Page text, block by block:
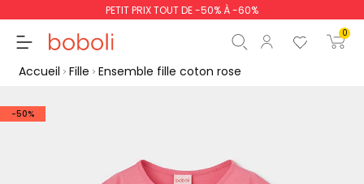
PETIT PRIX TOUT DE -50% À -60%
0
Accueil Fille Ensemble fille coton rose
-50%